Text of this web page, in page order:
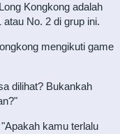
Kongkong adalah
No. 2 di grup ini.
mengikuti game
dilihat? Bukankah
kamu terlalu